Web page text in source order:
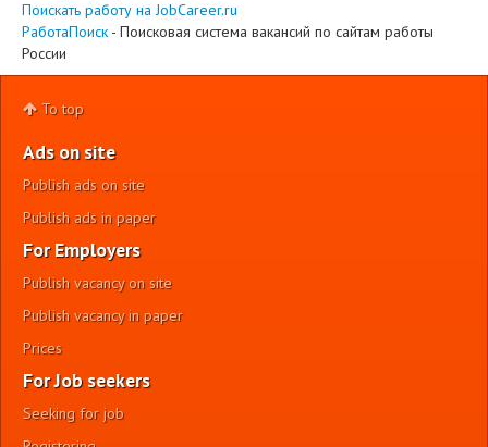
Поискать работу на JobCareer.ru
РаботаПоиск - Поисковая система вакансий по сайтам работы
России
To top
Ads on site
Publish ads on site
Publish ads in paper
For Employers
Publish vacancy on site
Publish vacancy in paper
Prices
For Job seekers
Seeking for job